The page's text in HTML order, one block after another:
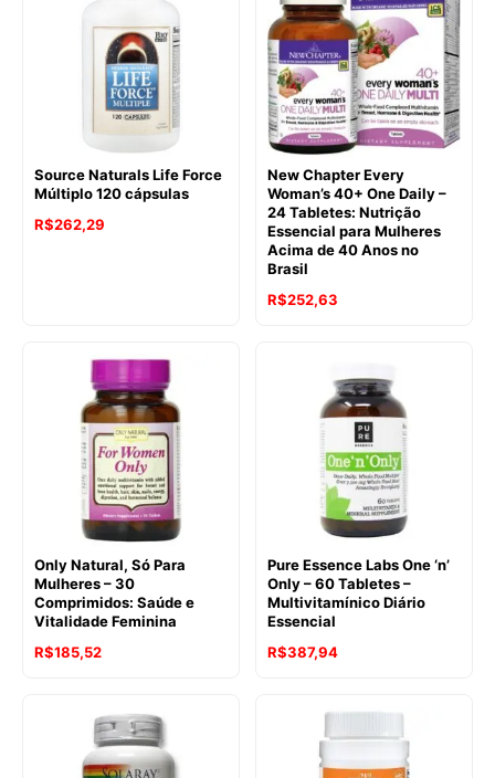
Source Naturals Life Force
Múltiplo 120 cápsulas
R$262,29
New Chapter Every
Woman’s 40+ One Daily –
24 Tabletes: Nutrição
Essencial para Mulheres
Acima de 40 Anos no
Brasil
R$252,63
Only Natural, Só Para
Mulheres – 30
Comprimidos: Saúde e
Vitalidade Feminina
R$185,52
Pure Essence Labs One ‘n’
Only – 60 Tabletes –
Multivitamínico Diário
Essencial
R$387,94